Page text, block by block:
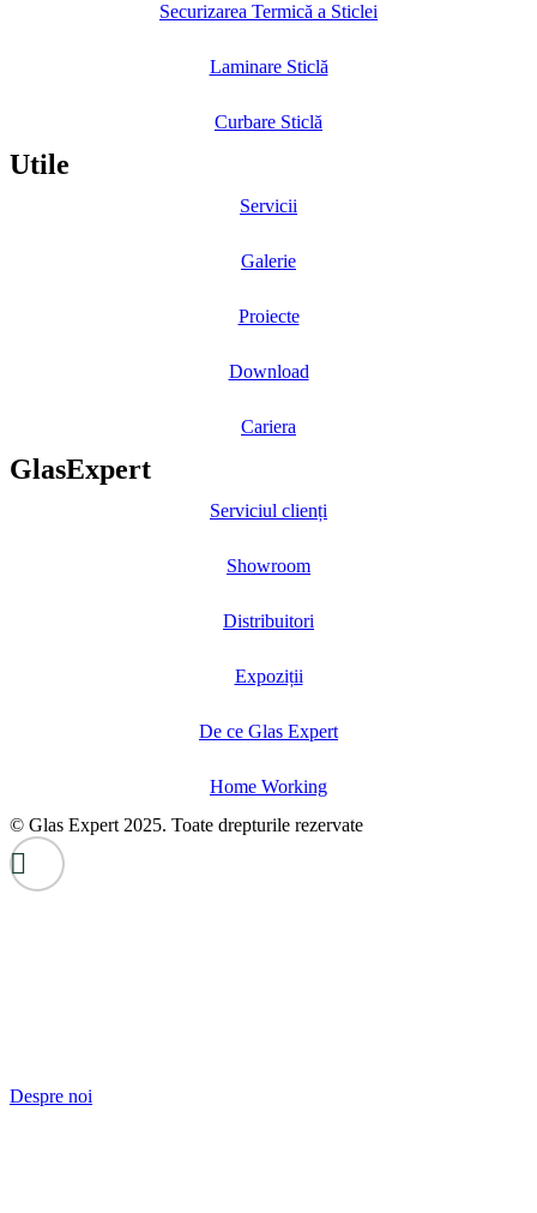
Securizarea Termică a Sticlei
Laminare Sticlă
Curbare Sticlă
Utile
Servicii
Galerie
Proiecte
Download
Cariera
GlasExpert
Serviciul clienți
Showroom
Distribuitori
Expoziții
De ce Glas Expert
Home Working
© Glas Expert 2025. Toate drepturile rezervate
Despre noi